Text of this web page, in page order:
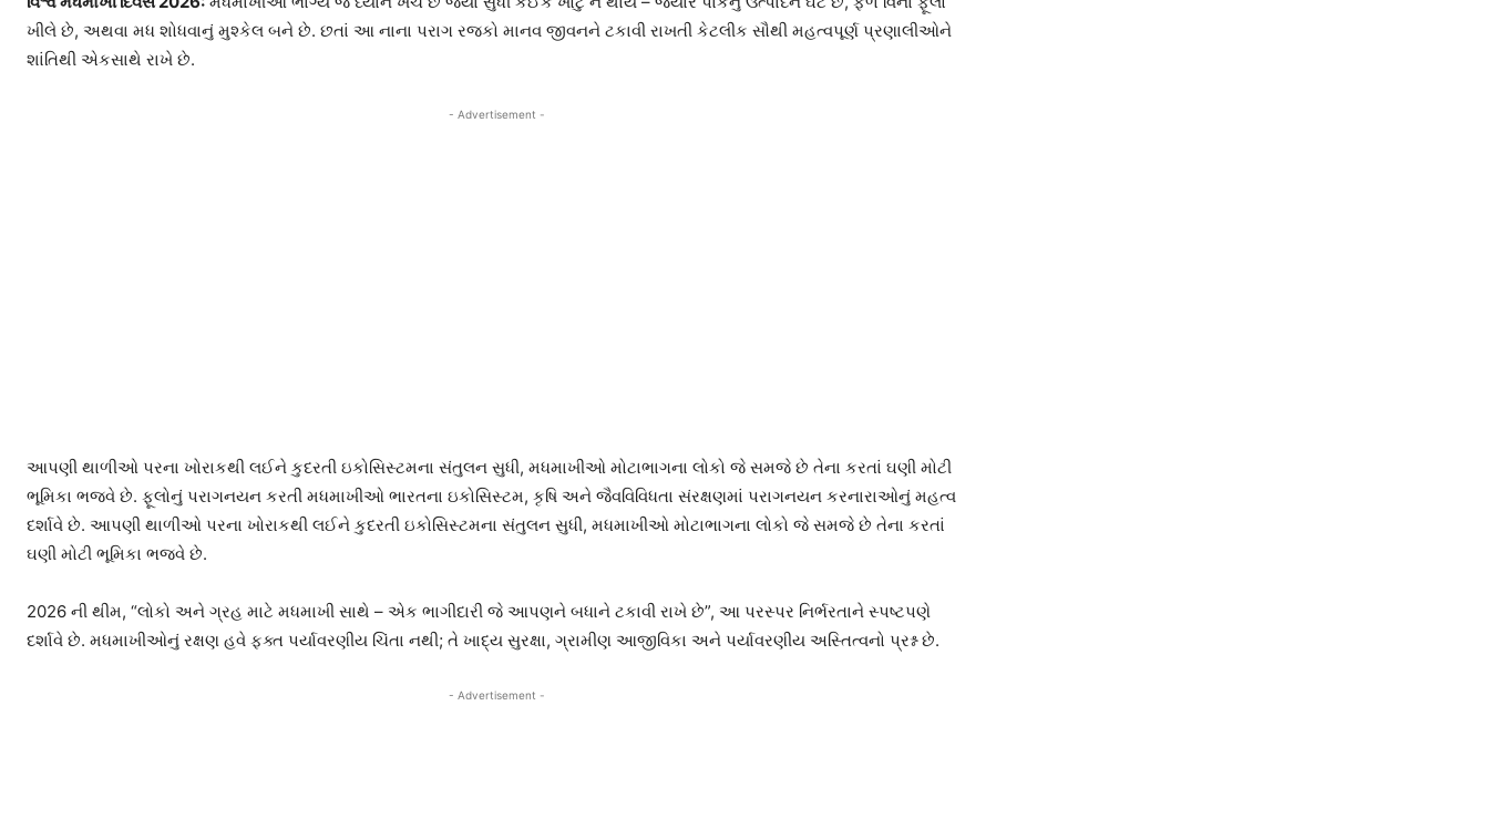
ખીલે છે, અથવા મધ શોધવાનું મુશ્કેલ બને છે. છતાં આ નાના પરાગ રજકો માનવ જીવનને ટકાવી રાખતી કેટલીક સૌથી મહત્વપૂર્ણ પ્રણાલીઓને
શાંતિથી એકસાથે રાખે છે.
- Advertisement -
આપણી થાળીઓ પરના ખોરાકથી લઈને કુદરતી ઇકોસિસ્ટમના સંતુલન સુધી, મધમાખીઓ મોટાભાગના લોકો જે સમજે છે તેના કરતાં ઘણી મોટી
ભૂમિકા ભજવે છે. ફૂલોનું પરાગનયન કરતી મધમાખીઓ ભારતના ઇકોસિસ્ટમ, કૃષિ અને જૈવવિવિધતા સંરક્ષણમાં પરાગનયન કરનારાઓનું મહત્વ
દર્શાવે છે. આપણી થાળીઓ પરના ખોરાકથી લઈને કુદરતી ઇકોસિસ્ટમના સંતુલન સુધી, મધમાખીઓ મોટાભાગના લોકો જે સમજે છે તેના કરતાં
ઘણી મોટી ભૂમિકા ભજવે છે.
2026 ની થીમ, “લોકો અને ગ્રહ માટે મધમાખી સાથે – એક ભાગીદારી જે આપણને બધાને ટકાવી રાખે છે”, આ પરસ્પર નિર્ભરતાને સ્પષ્ટપણે
દર્શાવે છે. મધમાખીઓનું રક્ષણ હવે ફક્ત પર્યાવરણીય ચિંતા નથી; તે ખાદ્ય સુરક્ષા, ગ્રામીણ આજીવિકા અને પર્યાવરણીય અસ્તિત્વનો પ્રશ્ન છે.
- Advertisement -